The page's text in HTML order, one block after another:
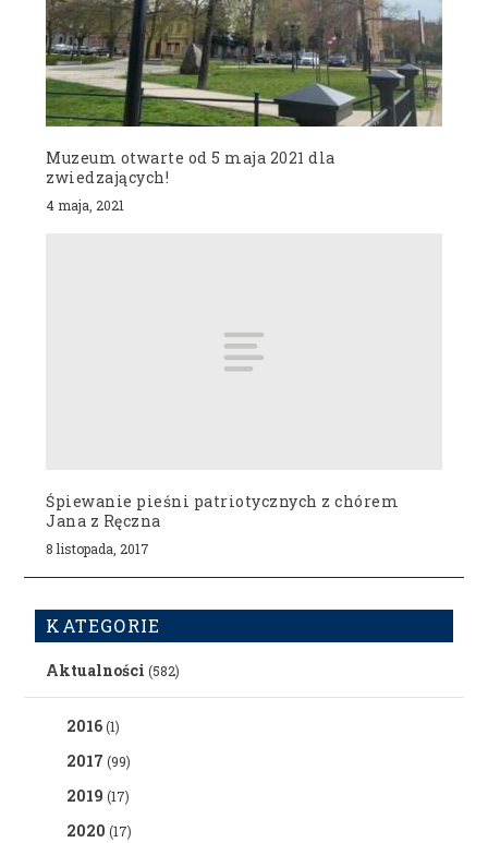
Muzeum otwarte od 5 maja 2021 dla
zwiedzających!
4 maja, 2021
Śpiewanie pieśni patriotycznych z chórem
Jana z Ręczna
8 listopada, 2017
KATEGORIE
Aktualności (582)
2016(1)
2017 (99)
2019 (17)
2020 (17)